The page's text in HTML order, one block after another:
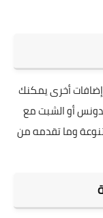
أخرى يمكنك
أو الشبت مع
وما تقدمه من